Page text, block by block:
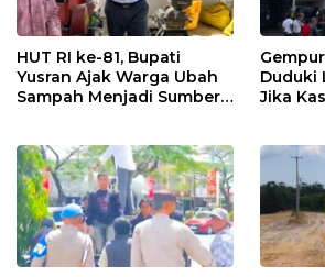
HUT RI ke-81, Bupati
Yusran Ajak Warga Ubah
Sampah Menjadi Sumber
Duduki
Jika